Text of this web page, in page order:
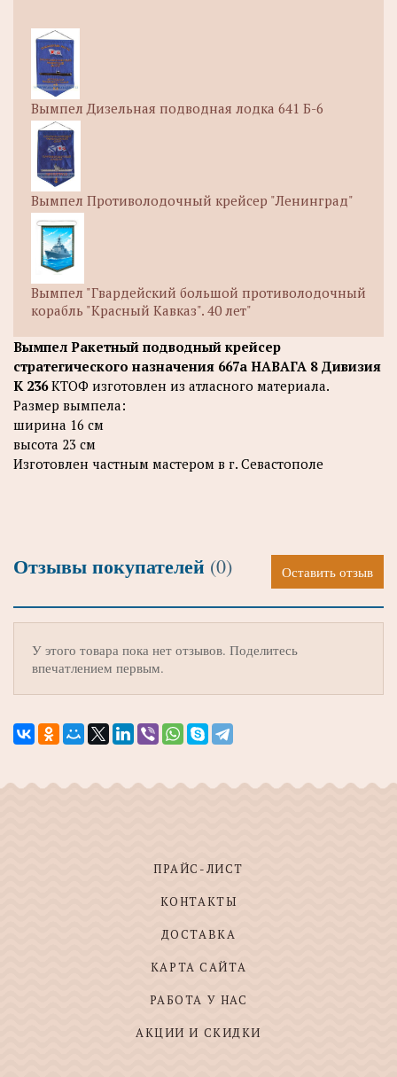
Вымпел Дизельная подводная лодка 641 Б-6
Вымпел Противолодочный крейсер "Ленинград"
Вымпел "Гвардейский большой противолодочный
корабль "Красный Кавказ". 40 лет"
Вымпел Ракетный подводный крейсер
стратегического назначения 667а НАВАГА 8 Дивизия
К 236КТОФ изготовлен из атласного материала.
Размер вымпела:
ширина 16 см
высота 23 см
Изготовлен частным мастером в г. Севастополе
Отзывы покупателей (0) Оставить отзыв
У этого товара пока нет отзывов. Поделитесь
впечатлением первым.
ПРАЙС-ЛИСТ
КОНТАКТЫ
ДОСТАВКА
КАРТА САЙТА
РАБОТА У НАС
АКЦИИ И СКИДКИ